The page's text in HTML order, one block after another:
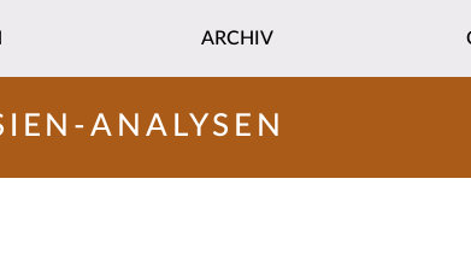
ARCHIV
ANALYSEN